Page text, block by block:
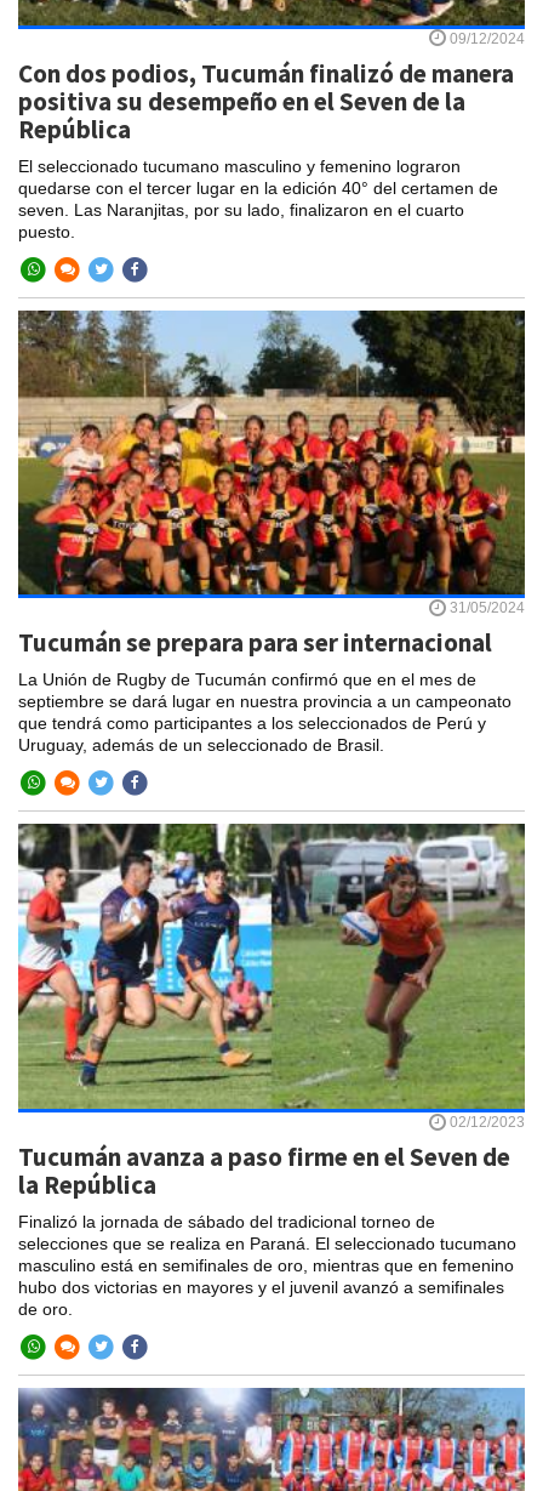
09/12/2024
Con dos podios, Tucumán finalizó de manera
positiva su desempeño en el Seven de la
República
El seleccionado tucumano masculino y femenino lograron
quedarse con el tercer lugar en la edición 40° del certamen de
seven. Las Naranjitas, por su lado, finalizaron en el cuarto
puesto.
31/05/2024
Tucumán se prepara para ser internacional
La Unión de Rugby de Tucumán confirmó que en el mes de
septiembre se dará lugar en nuestra provincia a un campeonato
que tendrá como participantes a los seleccionados de Perú y
Uruguay, además de un seleccionado de Brasil.
02/12/2023
Tucumán avanza a paso firme en el Seven de
la República
Finalizó la jornada de sábado del tradicional torneo de
selecciones que se realiza en Paraná. El seleccionado tucumano
masculino está en semifinales de oro, mientras que en femenino
hubo dos victorias en mayores y el juvenil avanzó a semifinales
de oro.